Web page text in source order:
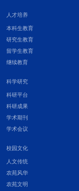
人才培养
本科生教育
研究生教育
留学生教育
继续教育
科学研究
科研平台
科研成果
学术期刊
学术会议
校园文化
人文传统
农苑风华
农苑文明